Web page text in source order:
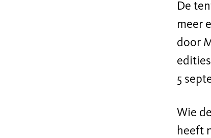
De
meer
door
5
Wie
heeft